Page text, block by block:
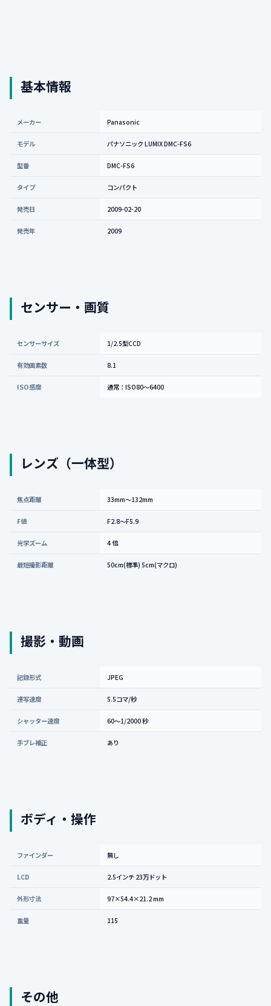
基本情報
メーカー Panasonic
モデル パナソニック LUMIX DMC-FS6
型番 DMC-FS6
タイプ コンパクト
発売日 2009-02-20
発売年 2009
センサー・画質
センサーサイズ 1/2.5型CCD
有効画素数 8.1
ISO感度 通常：ISO80〜6400
レンズ（一体型）
焦点距離 33mm〜132mm
F値 F2.8〜F5.9
光学ズーム 4 倍
最短撮影距離 50cm(標準) 5cm(マクロ)
撮影・動画
記録形式 JPEG
連写速度 5.5コマ/秒
シャッター速度 60〜1/2000 秒
手ブレ補正 あり
ボディ・操作
ファインダー 無し
LCD 2.5インチ 23万ドット
外形寸法 97×54.4×21.2 mm
重量 115
その他